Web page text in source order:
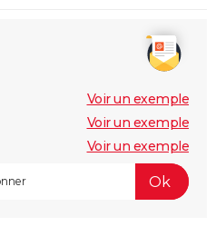
Voir un exemple
Voir un exemple
Voir un exemple